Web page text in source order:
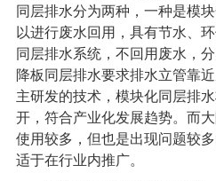
同层排水分为两种，一种是模
以进行废水回用，具有节水、
同层排水系统，不回用废水，
降板同层排水要求排水立管靠
主研发的技术，模块化同层排
开，符合产业化发展趋势。而
使用较多，但也是出现问题较
适于在行业内推广。